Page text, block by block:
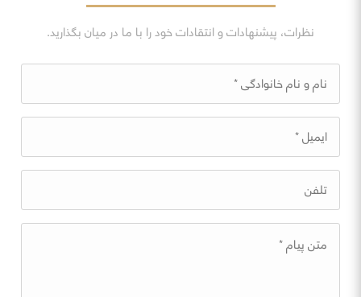
نظرات، پیشنهادات و انتقادات خود را با ما در میان بگذارید.